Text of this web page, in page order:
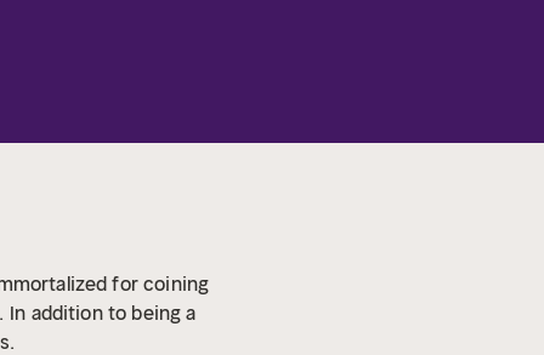
for coining
In addition to being a